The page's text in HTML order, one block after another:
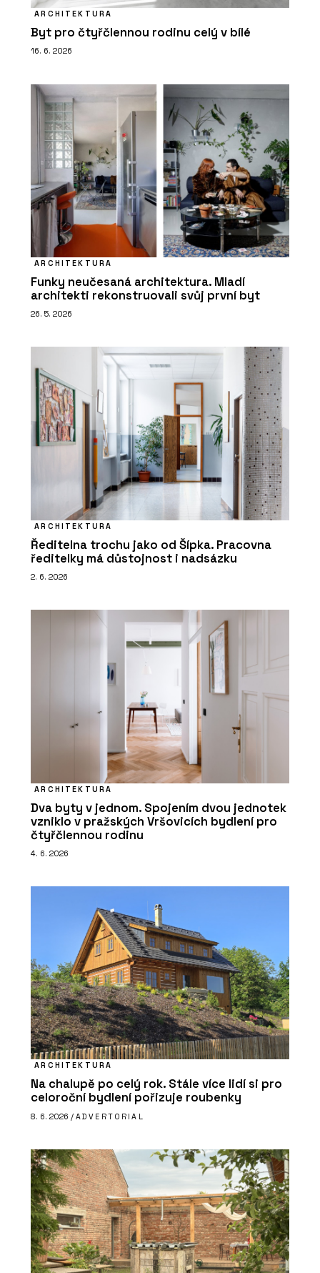
ARCHITEKTURA
Byt pro čtyřčlennou rodinu celý v bílé
16. 6. 2026
ARCHITEKTURA
Funky neučesaná architektura. Mladí
architekti rekonstruovali svůj první byt
26. 5. 2026
ARCHITEKTURA
Ředitelna trochu jako od Šípka. Pracovna
ředitelky má důstojnost i nadsázku
2. 6. 2026
ARCHITEKTURA
Dva byty v jednom. Spojením dvou jednotek
vzniklo v pražských Vršovicích bydlení pro
čtyřčlennou rodinu
4. 6. 2026
ARCHITEKTURA
Na chalupě po celý rok. Stále více lidí si pro
celoroční bydlení pořizuje roubenky
8. 6. 2026 / ADVERTORIAL